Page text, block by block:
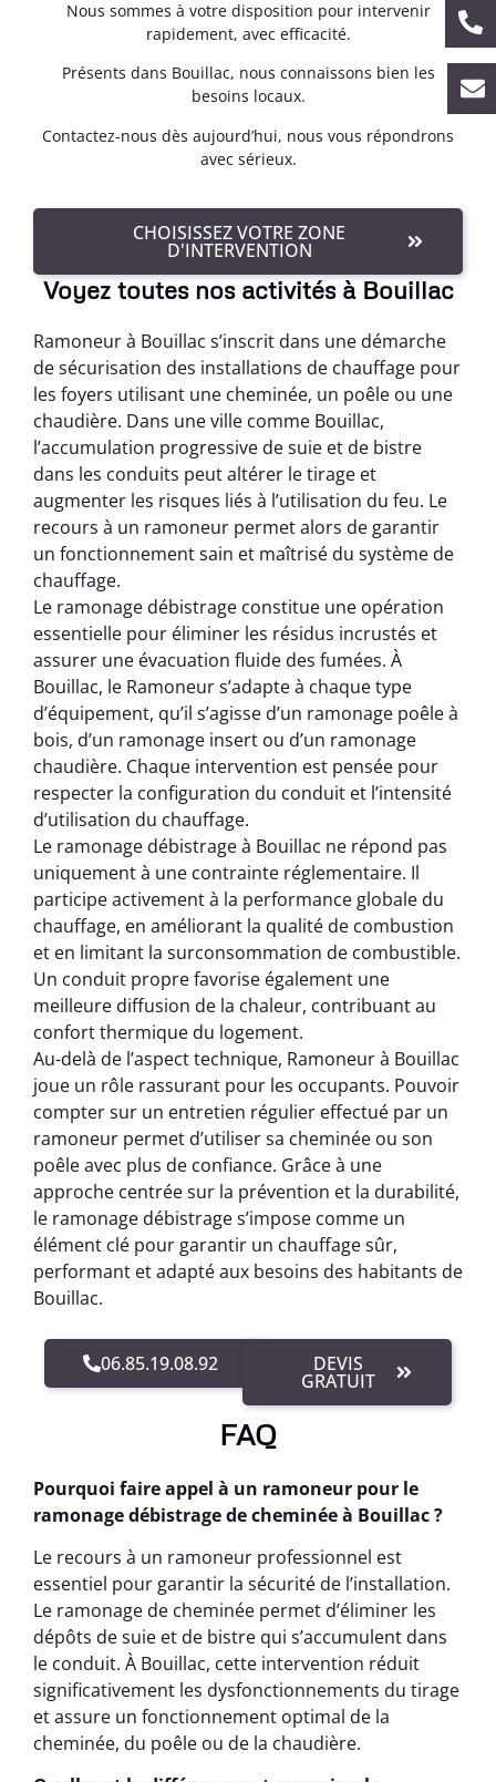
Nous sommes à votre disposition pour intervenir
rapidement, avec efficacité.
Présents dans Bouillac, nous connaissons bien les
besoins locaux.
Contactez-nous dès aujourd’hui, nous vous répondrons
avec sérieux.
CHOISISSEZ VOTRE ZONE
D'INTERVENTION
Voyez toutes nos activités à Bouillac
Ramoneur à Bouillac s’inscrit dans une démarche
de sécurisation des installations de chauffage pour
les foyers utilisant une cheminée, un poêle ou une
chaudière. Dans une ville comme Bouillac,
l’accumulation progressive de suie et de bistre
dans les conduits peut altérer le tirage et
augmenter les risques liés à l’utilisation du feu. Le
recours à un ramoneur permet alors de garantir
un fonctionnement sain et maîtrisé du système de
chauffage.
Le ramonage débistrage constitue une opération
essentielle pour éliminer les résidus incrustés et
assurer une évacuation fluide des fumées. À
Bouillac, le Ramoneur s’adapte à chaque type
d’équipement, qu’il s’agisse d’un ramonage poêle à
bois, d’un ramonage insert ou d’un ramonage
chaudière. Chaque intervention est pensée pour
respecter la configuration du conduit et l’intensité
d’utilisation du chauffage.
Le ramonage débistrage à Bouillac ne répond pas
uniquement à une contrainte réglementaire. Il
participe activement à la performance globale du
chauffage, en améliorant la qualité de combustion
et en limitant la surconsommation de combustible.
Un conduit propre favorise également une
meilleure diffusion de la chaleur, contribuant au
confort thermique du logement.
Au-delà de l’aspect technique, Ramoneur à Bouillac
joue un rôle rassurant pour les occupants. Pouvoir
compter sur un entretien régulier effectué par un
ramoneur permet d’utiliser sa cheminée ou son
poêle avec plus de confiance. Grâce à une
approche centrée sur la prévention et la durabilité,
le ramonage débistrage s’impose comme un
élément clé pour garantir un chauffage sûr,
performant et adapté aux besoins des habitants de
Bouillac.
06.85.19.08.92 DEVIS
GRATUIT
FAQ
Pourquoi faire appel à un ramoneur pour le
ramonage débistrage de cheminée à Bouillac ?
Le recours à un ramoneur professionnel est
essentiel pour garantir la sécurité de l’installation.
Le ramonage de cheminée permet d’éliminer les
dépôts de suie et de bistre qui s’accumulent dans
le conduit. À Bouillac, cette intervention réduit
significativement les dysfonctionnements du tirage
et assure un fonctionnement optimal de la
cheminée, du poêle ou de la chaudière.